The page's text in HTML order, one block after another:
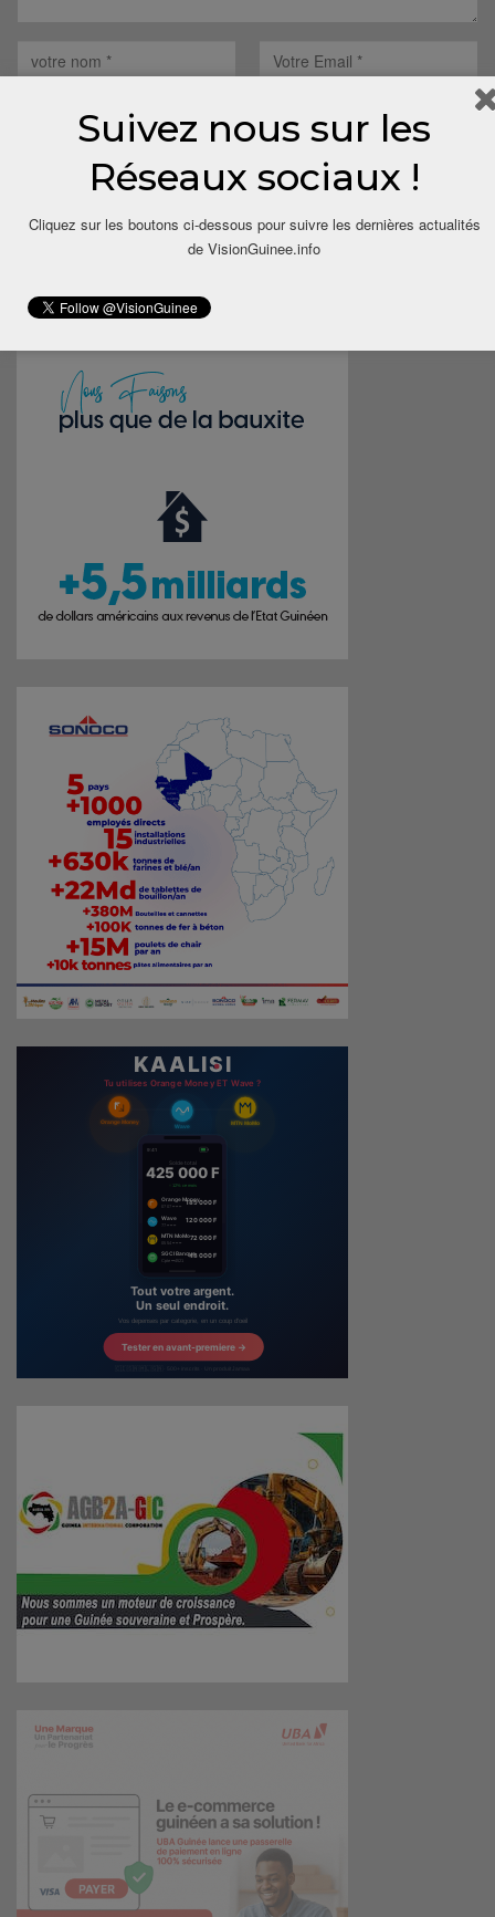
Save my name, email, and website in this browser for the next
time I comment.
Suivez nous sur les
Réseaux sociaux !
Cliquez sur les boutons ci-dessous pour suivre les dernières actualités
de VisionGuinee.info